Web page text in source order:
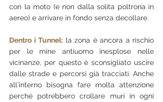
con la moto (e non dalla solita poltrona in
aereo) e arrivare in fondo senza decollare.
Dentro i Tunnel: la zona è ancora a rischio
per le mine antiuomo inesplose nelle
vicinanze, per questo è sconsigliato uscire
dalle strade e percorsi già tracciati. Anche
all'interno bisogna fare molta attenzione
perché potrebbero crollare muri in ogni